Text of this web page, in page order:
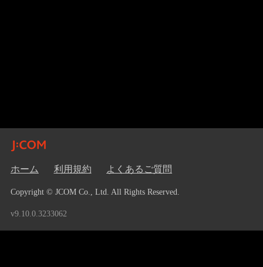
ホーム 利用規約 よくあるご質問
Copyright © JCOM Co., Ltd. All Rights Reserved.
v9.10.0.3233062